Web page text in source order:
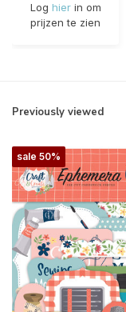
Log hierin om
prijzen te zien
Previously viewed
sale 50%